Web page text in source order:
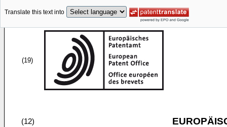
Translate this text into
(19)
(12)